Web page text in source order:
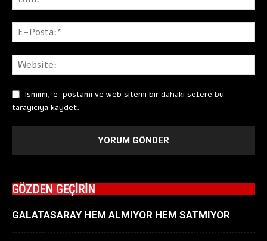
Ismimi, e-postamı ve web sitemi bir dahaki sefere bu
tarayıcıya kaydet.
GÖZDEN GEÇİRİN
GALATASARAY HEM ALMIYOR HEM SATMIYOR